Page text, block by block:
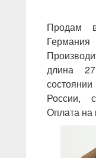
Продам
длина
России,
Оплата на